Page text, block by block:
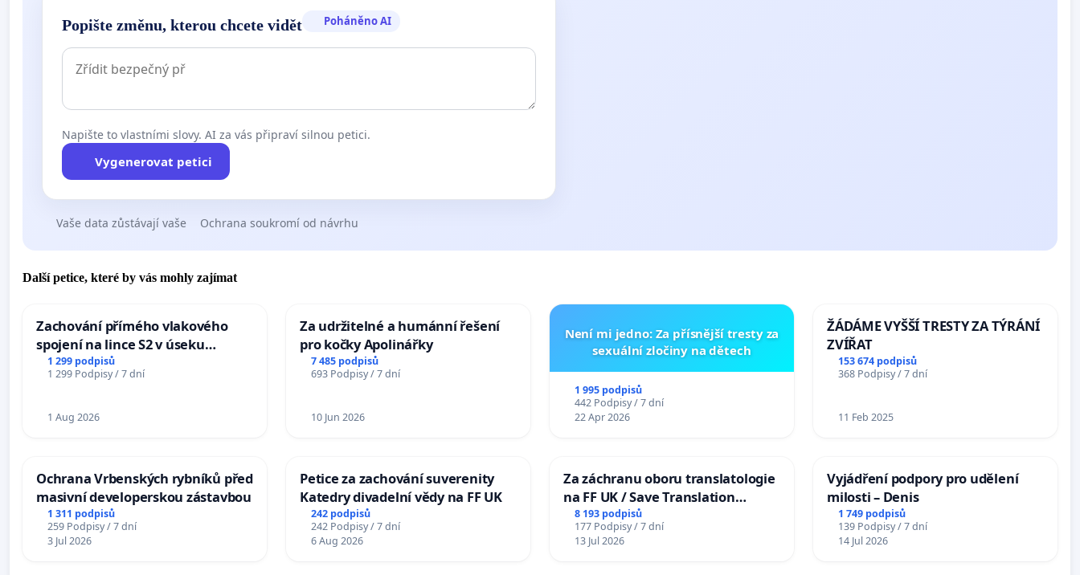
Popište změnu, kterou chcete vidět Poháněno AI
Napište to vlastními slovy. AI za vás připraví silnou petici.
Vygenerovat petici
Vaše data zůstávají vaše Ochrana soukromí od návrhu
Další petice, které by vás mohly zajímat
Zachování přímého vlakového
spojení na lince S2 v úseku
Ostrava – Bohumín – Karviná –
Mosty u Jablunkova
1 299 podpisů
1 299 Podpisy / 7 dní
1 Aug 2026
Za udržitelné a humánní řešení
pro kočky Apolinářky
7 485 podpisů
693 Podpisy / 7 dní
10 Jun 2026
Není mi jedno: Za přísnější tresty za
sexuální zločiny na dětech
1 995 podpisů
442 Podpisy / 7 dní
22 Apr 2026
ŽÁDÁME VYŠŠÍ TRESTY ZA TÝRÁNÍ
ZVÍŘAT
153 674 podpisů
368 Podpisy / 7 dní
11 Feb 2025
Ochrana Vrbenských rybníků před
masivní developerskou zástavbou
1 311 podpisů
259 Podpisy / 7 dní
3 Jul 2026
Petice za zachování suverenity
Katedry divadelní vědy na FF UK
242 podpisů
242 Podpisy / 7 dní
6 Aug 2026
Za záchranu oboru translatologie
na FF UK / Save Translation
Studies at the Faculty of Arts,
Charles University
8 193 podpisů
177 Podpisy / 7 dní
13 Jul 2026
Vyjádření podpory pro udělení
milosti – Denis
1 749 podpisů
139 Podpisy / 7 dní
14 Jul 2026